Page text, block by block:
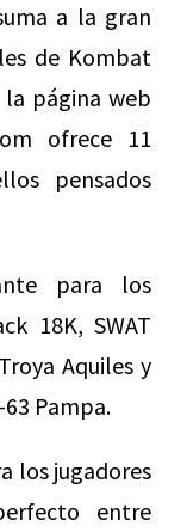
a la gran
de Kombat
página web
ofrece 11
pensados
para los
18K, SWAT
Aquiles y
Pampa.
los jugadores
entre